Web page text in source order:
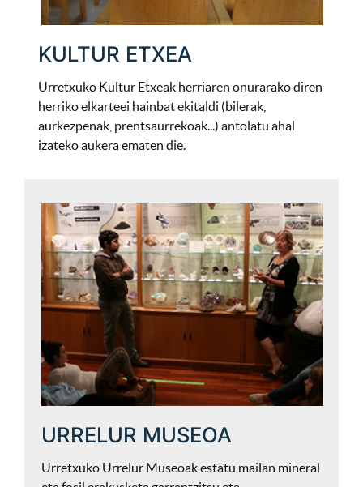
KULTUR ETXEA
Urretxuko Kultur Etxeak herriaren onurarako diren
herriko elkarteei hainbat ekitaldi (bilerak,
aurkezpenak, prentsaurrekoak...) antolatu ahal
izateko aukera ematen die.
URRELUR MUSEOA
Urretxuko Urrelur Museoak estatu mailan mineral